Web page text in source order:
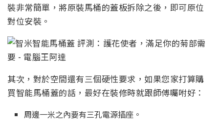
裝非常簡單，將原裝馬桶的蓋板拆除之後，即可原位
對位安裝。
其次，對於空間還有三個硬性要求，如果您家打算購
買智能馬桶蓋的話，最好在裝修時就跟師傅囑咐好：
周邊一米之內要有三孔電源插座。